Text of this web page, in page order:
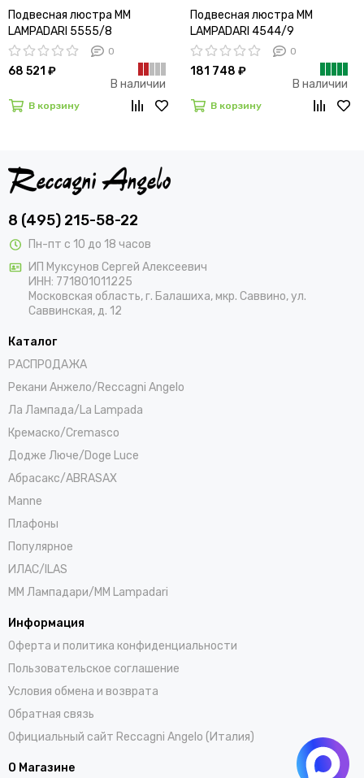
Подвесная люстра MM
LAMPADARI 5555/8
0
68 521 ₽
В наличии
В корзину
Подвесная люстра MM
LAMPADARI 4544/9
0
181 748 ₽
В наличии
В корзину
8 (495) 215-58-22
Пн-пт с 10 до 18 часов
ИП Муксунов Сергей Алексеевич
ИНН: 771801011225
Московская область, г. Балашиха, мкр. Саввино, ул.
Саввинская, д. 12
Каталог
РАСПРОДАЖА
Рекани Анжело/Reccagni Angelo
Ла Лампада/La Lampada
Кремаско/Cremasco
Додже Люче/Doge Luce
Абрасакс/ABRASAX
Manne
Плафоны
Популярное
ИЛАС/ILAS
ММ Лампадари/MM Lampadari
Информация
Оферта и политика конфиденциальности
Пользовательское соглашение
Условия обмена и возврата
Обратная связь
Официальный сайт Reccagni Angelo (Италия)
О Магазине